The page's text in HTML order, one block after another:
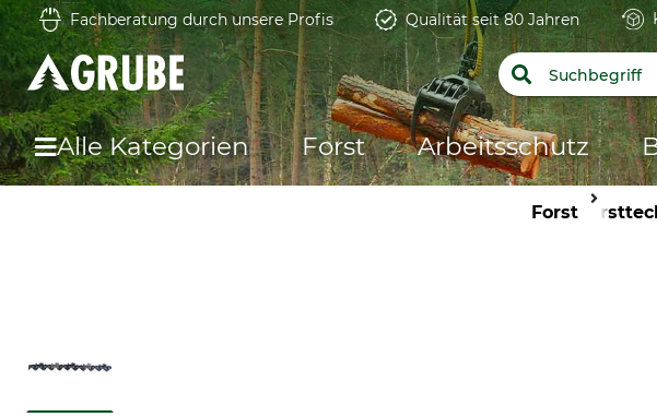
Fachberatung durch unsere Profis Qualität seit 80 Jahren
Alle Kategorien Forst Arbeitsschutz
Forst